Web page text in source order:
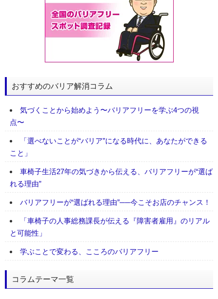
おすすめのバリア解消コラム
気づくことから始めよう〜バリアフリーを学ぶ4つの視
点〜
「選べないことが“バリア”になる時代に、あなたができる
こと」
車椅子生活27年の気づきから伝える、バリアフリーが“選ば
れる理由”
バリアフリーが“選ばれる理由”──今こそお店のチャンス！
「車椅子の人事総務課長が伝える『障害者雇用』のリアル
と可能性」
学ぶことで変わる、こころのバリアフリー
コラムテーマ一覧